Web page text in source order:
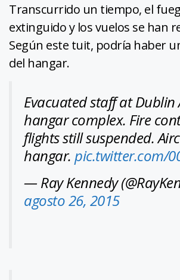
Transcurrido un tiempo, el
extinguido y los vuelos se han
Según este tuit, podría haber
del hangar.
Evacuated staff at
hangar complex. Fire
flights still suspended.
hangar. pic.twitter.com/
— Ray Kennedy
agosto 26, 2015